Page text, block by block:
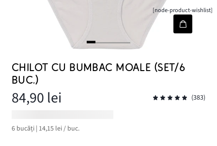
[node-product-wishlist]
CHILOT CU BUMBAC MOALE (SET/6
BUC.)
84,90 lei (383)
6 bucăți | 14,15 lei / buc.